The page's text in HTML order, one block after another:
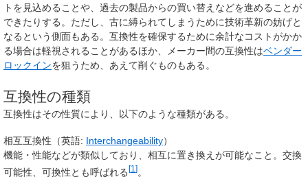
トを見込めることや、過去の製品からの買い替えなどを進めることが
できたりする。ただし、古に縛られてしまうために技術革新の妨げと
なるという側面もある。互換性を確保するために余計なコストがかか
る場合は軽視されることがあるほか、メーカー間の互換性はベンダー
ロックインを狙うため、あえて削ぐものもある。
互換性の種類
互換性はその性質により、以下のような種類がある。
相互互換性（英語: Interchangeability）
機能・性能などが類似しており、相互に置き換えが可能なこと。交換
可能性、可換性とも呼ばれる [1 ] 。